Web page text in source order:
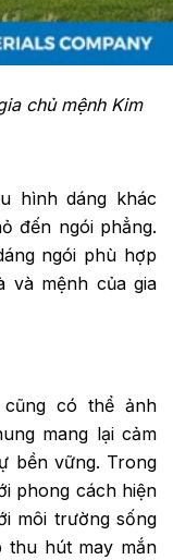
chủ mệnh Kim
hình dáng khác
đến ngói phẳng.
ngói phù hợp
và mệnh của gia
có thể ảnh
mang lại cảm
bền vững. Trong
phong cách hiện
môi trường sống
thu hút may mắn